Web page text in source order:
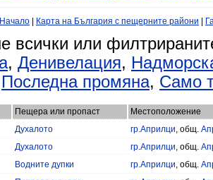
Начало Карта на България с пещерните райони
всички или
, Денивелация,
Последна промяна, Само
Пещера или пропаст
Местоположение
Духалото гр.Априлци, общ.
Духалото гр.Априлци, общ.
Водните дупки гр.Априлци, общ.